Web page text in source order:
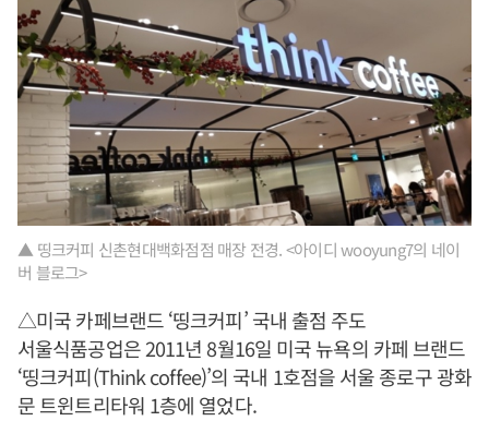
▲ 띵크커피 신촌현대백화점점 매장 전경. <아이디 wooyung7의 네이
버 블로그>
△미국 카페브랜드 ‘띵크커피’ 국내 출점 주도
서울식품공업은 2011년 8월16일 미국 뉴욕의 카페 브랜드
‘띵크커피(Think coffee)’의 국내 1호점을 서울 종로구 광화
문 트윈트리타워 1층에 열었다.